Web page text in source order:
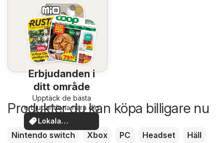
Erbjudanden i
ditt område
Upptäck de bästa
erbjudandena nära dig
Lokala
erbjudanden
Produkter du kan köpa billigare nu
Nintendo switch Xbox PC Headset Häll